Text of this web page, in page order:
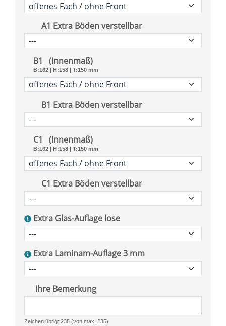
A1 Extra Böden verstellbar
B1 (Innenmaß)
B:162 | H:158 | T:150 mm
B1 Extra Böden verstellbar
C1 (Innenmaß)
B:162 | H:158 | T:150 mm
C1 Extra Böden verstellbar
Extra Glas-Auflage lose
Extra Laminam-Auflage 3 mm
Ihre Bemerkung
Zeichen übrig: 235 (von max. 235)